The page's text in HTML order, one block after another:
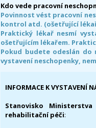
Kdo vede pracovní
Povinnost vést pracovní
kontrol atd. (ošetřující
Praktický lékař nesmí
ošetřujícím lékařem.
Pokud budete odeslán do
vystavení neschopenky,
INFORMACE K VYSTAVENÍ
Stanovisko
rehabilitační péči: